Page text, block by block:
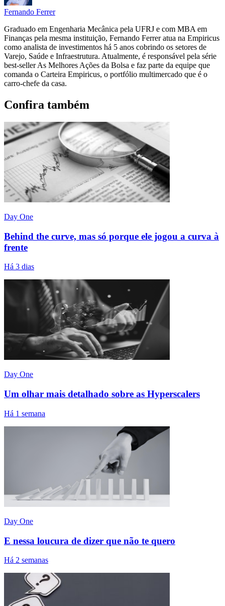
Fernando Ferrer
Graduado em Engenharia Mecânica pela UFRJ e com MBA em
Finanças pela mesma instituição, Fernando Ferrer atua na Empiricus
como analista de investimentos há 5 anos cobrindo os setores de
Varejo, Saúde e Infraestrutura. Atualmente, é responsável pela série
best-seller As Melhores Ações da Bolsa e faz parte da equipe que
comanda o Carteira Empiricus, o portfólio multimercado que é o
carro-chefe da casa.
Confira também
Day One
Behind the curve, mas só porque ele jogou a curva à
frente
Há 3 dias
Day One
Um olhar mais detalhado sobre as Hyperscalers
Há 1 semana
Day One
E nessa loucura de dizer que não te quero
Há 2 semanas